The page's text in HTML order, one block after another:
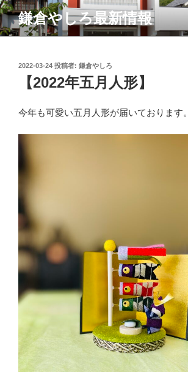
コ
ン
テ
鎌倉やしろ最新情報
投
2022-03-24 投稿者: 鎌倉やしろ
【2022年五月人形】
今年も可愛い五月人形が届いております。